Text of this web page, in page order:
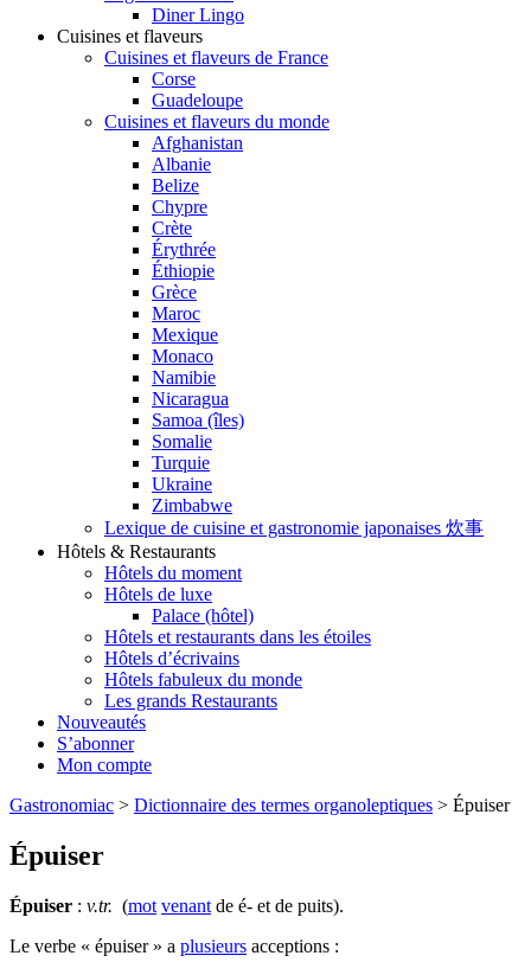
Diner Lingo
Cuisines et flaveurs
Cuisines et flaveurs de France
Corse
Guadeloupe
Cuisines et flaveurs du monde
Afghanistan
Albanie
Belize
Chypre
Crète
Érythrée
Éthiopie
Grèce
Maroc
Mexique
Monaco
Namibie
Nicaragua
Samoa (îles)
Somalie
Turquie
Ukraine
Zimbabwe
Lexique de cuisine et gastronomie japonaises 炊事
Hôtels & Restaurants
Hôtels du moment
Hôtels de luxe
Palace (hôtel)
Hôtels et restaurants dans les étoiles
Hôtels d’écrivains
Hôtels fabuleux du monde
Les grands Restaurants
Nouveautés
S’abonner
Mon compte
Gastronomiac > Dictionnaire des termes organoleptiques > Épuiser
Épuiser
Épuiser : v.tr. (mot venant de é- et de puits).
Le verbe « épuiser » a plusieurs acceptions :